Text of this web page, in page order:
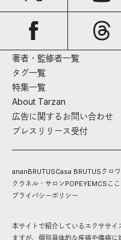
著者・監修者一覧
タグ一覧
特集一覧
About Tarzan
広告に関するお問い合わせ
プレスリリース受付
ananBRUTUSCasa BRUTUS クロ
クウネル・サロンPOPEYEMCS こ
プライバシーポリシー
本サイトで紹介しているエクササイ
ますが、個別具体的な疾病や傷病に